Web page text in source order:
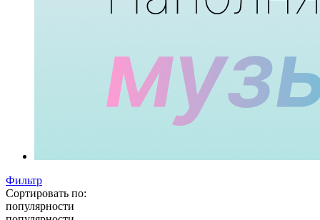
Фильтр
Сортировать по:
популярности